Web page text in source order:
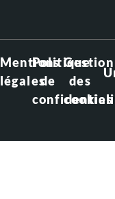
Mentions
légales
Politique
de
Gestion
des
cookies